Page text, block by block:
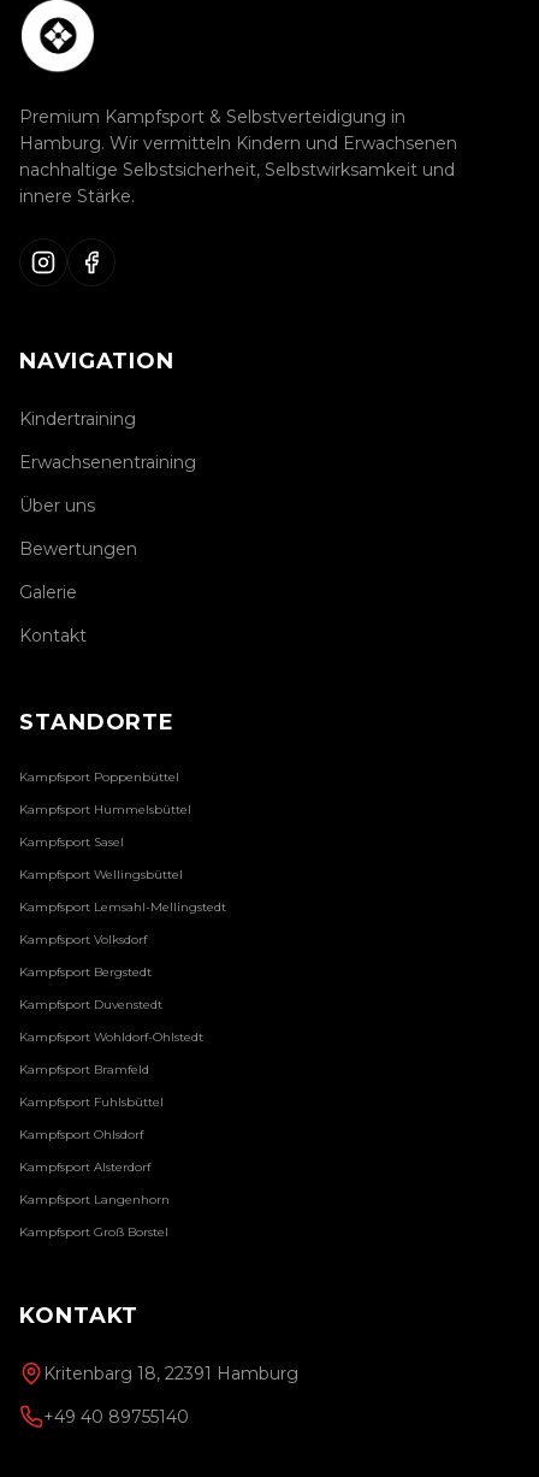
Premium Kampfsport & Selbstverteidigung in
Hamburg. Wir vermitteln Kindern und Erwachsenen
nachhaltige Selbstsicherheit, Selbstwirksamkeit und
innere Stärke.
NAVIGATION
Kindertraining
Erwachsenentraining
Über uns
Bewertungen
Galerie
Kontakt
STANDORTE
Kampfsport Poppenbüttel
Kampfsport Hummelsbüttel
Kampfsport Sasel
Kampfsport Wellingsbüttel
Kampfsport Lemsahl-Mellingstedt
Kampfsport Volksdorf
Kampfsport Bergstedt
Kampfsport Duvenstedt
Kampfsport Wohldorf-Ohlstedt
Kampfsport Bramfeld
Kampfsport Fuhlsbüttel
Kampfsport Ohlsdorf
Kampfsport Alsterdorf
Kampfsport Langenhorn
Kampfsport Groß Borstel
KONTAKT
Kritenbarg 18, 22391 Hamburg
+49 40 89755140